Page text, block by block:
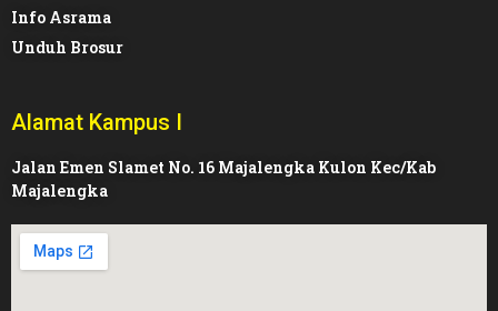
Info Asrama
Unduh Brosur
Alamat Kampus I
Jalan Emen Slamet No. 16 Majalengka Kulon Kec/Kab
Majalengka